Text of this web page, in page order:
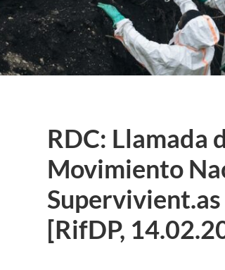
RDC: Llamada
Movimiento
[RifDP,